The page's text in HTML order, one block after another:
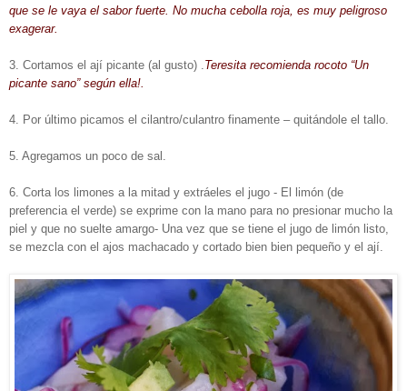
que se le vaya el sabor fuerte. No mucha cebolla roja, es muy peligroso
exagerar.
3. Cortamos el ají picante (al gusto) . Teresita recomienda rocoto “Un
picante sano” según ella!.
4. Por último picamos el cilantro/culantro finamente – quitándole el tallo.
5. Agregamos un poco de sal.
6. Corta los limones a la mitad y extráeles el jugo - El limón (de
preferencia el verde) se exprime con la mano para no presionar mucho la
piel y que no suelte amargo- Una vez que se tiene el jugo de limón listo,
se mezcla con el ajos machacado y cortado bien bien pequeño y el ají.